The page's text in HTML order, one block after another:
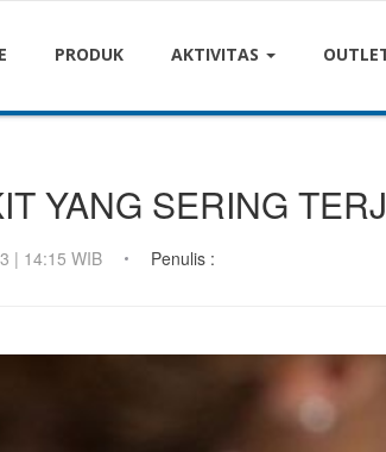
PRODUK AKTIVITAS
YANG SERING
| 14:15 WIB Penulis :